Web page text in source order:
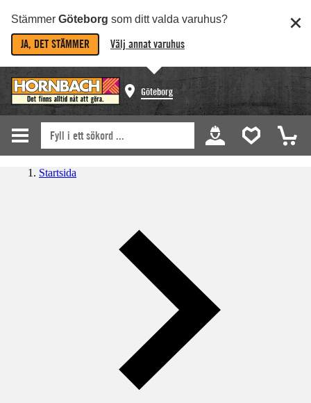
Stämmer Göteborg som ditt valda varuhus?
JA, DET STÄMMER Välj annat varuhus
Göteborg
Startsida